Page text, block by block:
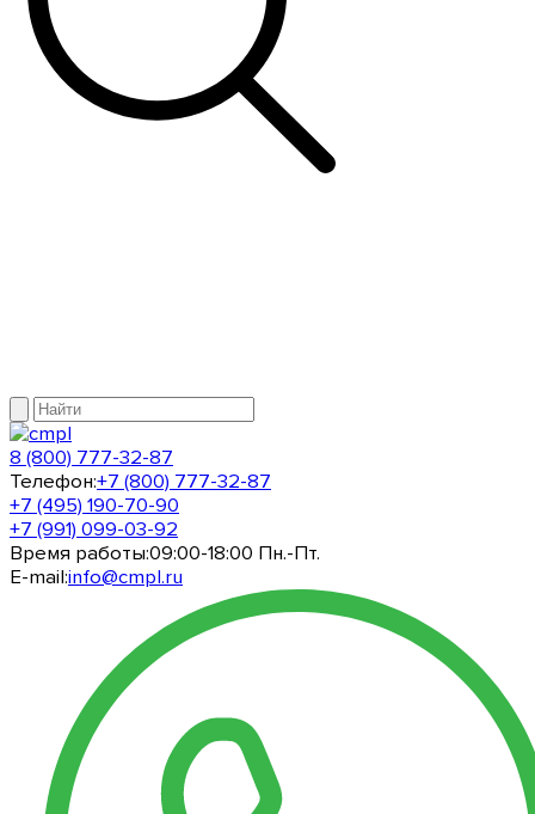
8 (800) 777-32-87
Телефон:+7 (800) 777-32-87
+7 (495) 190-70-90
+7 (991) 099-03-92
Время работы:09:00-18:00 Пн.-Пт.
E-mail:info@cmpl.ru